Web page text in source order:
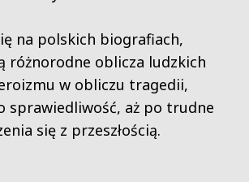
na polskich biografiach,
różnorodne oblicza ludzkich
w obliczu tragedii,
sprawiedliwość, aż po trudne
się z przeszłością.